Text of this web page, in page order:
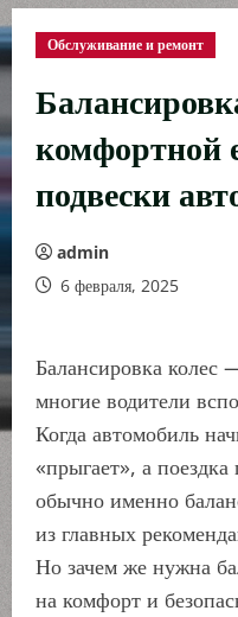
Обслуживание и ремонт
комфортной
подвески
admin
6 февраля, 2025
Балансировка колес
многие водители
Когда автомобиль
«прыгает», а
обычно именно
из главных
Но зачем же нужна
на комфорт и